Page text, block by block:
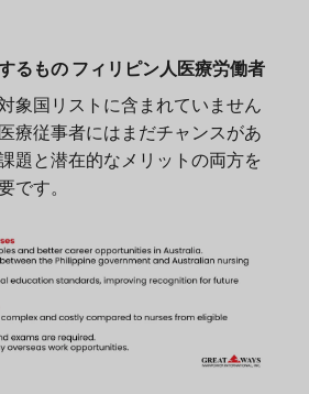
るものフィリピン人医療労働者
象国リストに含まれていません
療従事者にはまだチャンスがあ
題と潜在的なメリットの両方を
です。